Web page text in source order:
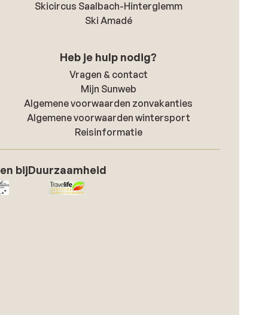
Skicircus Saalbach-Hinterglemm
Ski Amadé
Heb je hulp nodig?
Vragen & contact
Mijn Sunweb
Algemene voorwaarden zonvakanties
Algemene voorwaarden wintersport
Reisinformatie
bijDuurzaamheid